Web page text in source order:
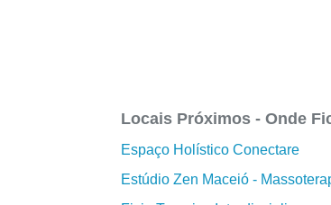
Locais Próximos - Onde
Espaço Holístico Conectare
Estúdio Zen Maceió -